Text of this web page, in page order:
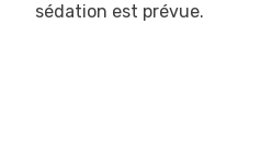
sédation est prévue.